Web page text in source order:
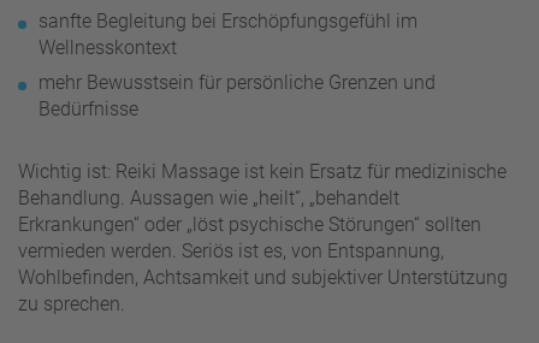
sanfte Begleitung bei Erschöpfungsgefühl im
Wellnesskontext
mehr Bewusstsein für persönliche Grenzen und
Bedürfnisse
Wichtig ist: Reiki Massage ist kein Ersatz für medizinische
Behandlung. Aussagen wie „heilt“, „behandelt
Erkrankungen“ oder „löst psychische Störungen“ sollten
vermieden werden. Seriös ist es, von Entspannung,
Wohlbefinden, Achtsamkeit und subjektiver Unterstützung
zu sprechen.